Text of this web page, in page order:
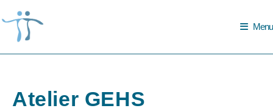
to
content
Menu
Atelier GEHS